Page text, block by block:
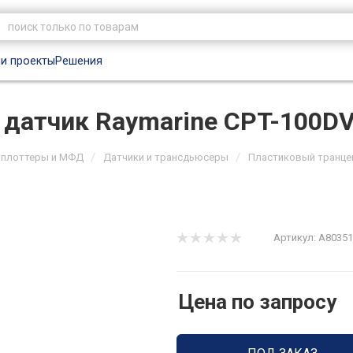
проектыРешения
Raymarine CPT-
и МФД / Датчики и трансдьюсеры / Пластиковый
Артикул: A80351
Цена по запросу